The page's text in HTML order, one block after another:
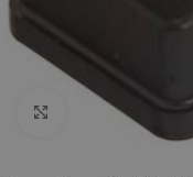
Click to enlarge